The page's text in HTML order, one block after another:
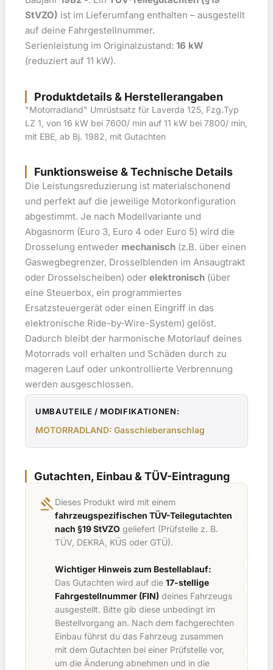
StVZO) ist im Lieferumfang enthalten – ausgestellt
auf deine Fahrgestellnummer.
Serienleistung im Originalzustand: 16 kW
(reduziert auf 11 kW).
Produktdetails & Herstellerangaben
"Motorradland" Umrüstsatz für Laverda 125, Fzg.Typ
LZ 1, von 16 kW bei 7600/ min auf 11 kW bei 7800/ min,
mit EBE, ab Bj. 1982, mit Gutachten
Funktionsweise & Technische Details
Die Leistungsreduzierung ist materialschonend
und perfekt auf die jeweilige Motorkonfiguration
abgestimmt. Je nach Modellvariante und
Abgasnorm (Euro 3, Euro 4 oder Euro 5) wird die
Drosselung entweder mechanisch (z.B. über einen
Gaswegbegrenzer, Drosselblenden im Ansaugtrakt
oder Drosselscheiben) oder elektronisch (über
eine Steuerbox, ein programmiertes
Ersatzsteuergerät oder einen Eingriff in das
elektronische Ride-by-Wire-System) gelöst.
Dadurch bleibt der harmonische Motorlauf deines
Motorrads voll erhalten und Schäden durch zu
mageren Lauf oder unkontrollierte Verbrennung
werden ausgeschlossen.
UMBAUTEILE / MODIFIKATIONEN:
MOTORRADLAND: Gasschieberanschlag
Gutachten, Einbau & TÜV-Eintragung
gavel Dieses Produkt wird mit einem
fahrzeugspezifischen TÜV-Teilegutachten
nach §19 StVZO geliefert (Prüfstelle z. B.
TÜV, DEKRA, KÜS oder GTÜ).
Wichtiger Hinweis zum Bestellablauf:
Das Gutachten wird auf die 17-stellige
Fahrgestellnummer (FIN) deines Fahrzeugs
ausgestellt. Bitte gib diese unbedingt im
Bestellvorgang an. Nach dem fachgerechten
Einbau führst du das Fahrzeug zusammen
mit dem Gutachten bei einer Prüfstelle vor,
um die Änderung abnehmen und in die